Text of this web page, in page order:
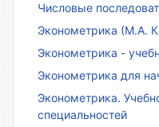
Числовые
Эконометрика (М.А.
Эконометрика -
Эконометрика для
Эконометрика.
специальностей